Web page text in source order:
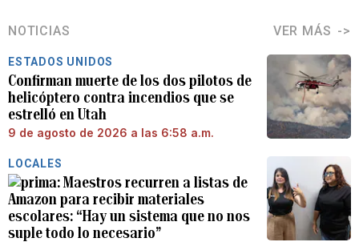
NOTICIAS VER MÁS
ESTADOS UNIDOS
Confirman muerte de los dos pilotos de
helicóptero contra incendios que se
estrelló en Utah
9 de agosto de 2026 a las 6:58 a.m.
LOCALES
Maestros recurren a listas de
Amazon para recibir materiales
escolares: “Hay un sistema que no nos
suple todo lo necesario”